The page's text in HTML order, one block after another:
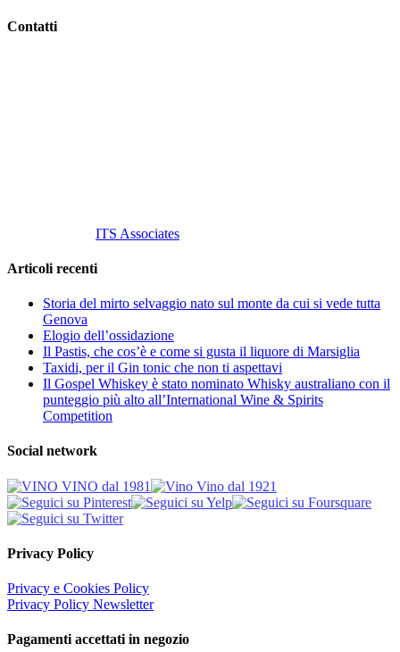
Contatti
ITS Associates
Articoli recenti
Storia del mirto selvaggio nato sul monte da cui si vede tutta
Genova
Elogio dell’ossidazione
Il Pastis, che cos’è e come si gusta il liquore di Marsiglia
Taxidi, per il Gin tonic che non ti aspettavi
Il Gospel Whiskey è stato nominato Whisky australiano con il
punteggio più alto all’International Wine & Spirits
Competition
Social network
Privacy Policy
Privacy e Cookies Policy
Privacy Policy Newsletter
Pagamenti accettati in negozio